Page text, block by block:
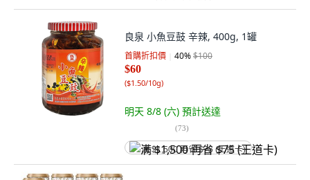
良泉 小魚豆鼓 辛辣, 400g, 1罐
首購折扣價 40%$100
$60
($1.50/10g)
明天 8/8 (六) 預計送達
(73)
满 $1,500 再省 $75 (王道卡)